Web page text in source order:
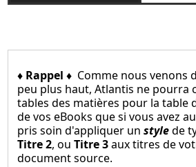
♦ Rappel ♦ Comme nous venons
peu plus haut, Atlantis ne pourra
tables des matières pour la table
de vos eBooks que si vous avez
pris soin d'appliquer un stylede
Titre 2, ou Titre 3aux titres de
document source.